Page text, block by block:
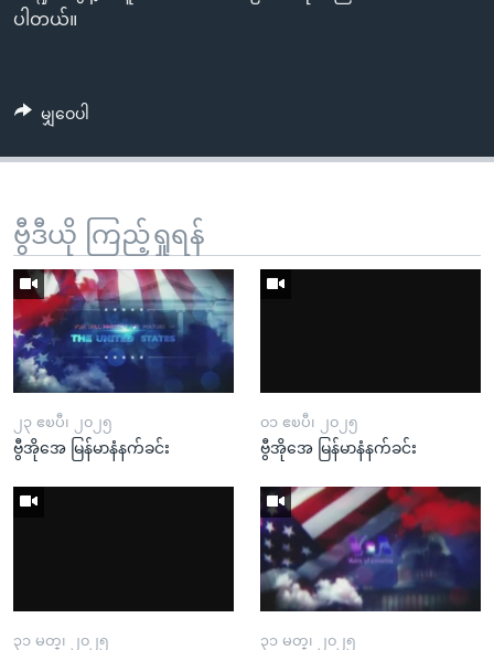
သို့ပါတယ်။
မျှဝေပါ
ဗွီဒီယို ကြည့်ရှုရန်
၂၃ ဧၿပီ၊ ၂၀၂၅
ဗွီအိုအေ မြန်မာနံနက်ခင်း
၀၁ ဧၿပီ၊ ၂၀၂၅
ဗွီအိုအေ မြန်မာနံနက်ခင်း
၃၁ မတ္၊ ၂၀၂၅ ၃၁ မတ္၊ ၂၀၂၅